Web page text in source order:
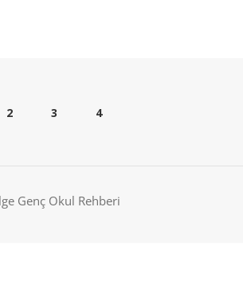
2 3 4
Genç Okul Rehberi